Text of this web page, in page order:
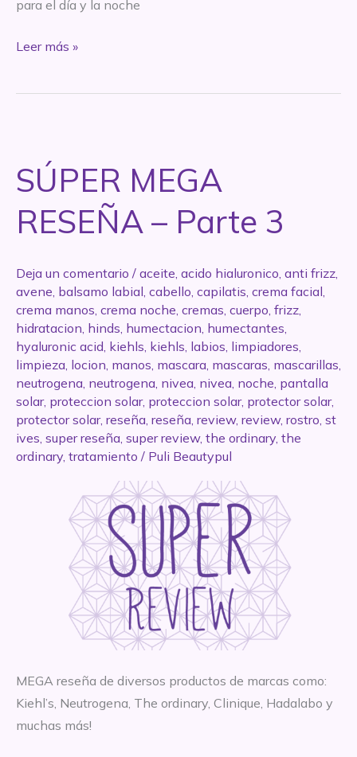
para el día y la noche
#REVIEW
CARA
@cosmeticabios
Leer más »
SÚPER MEGA
RESEÑA – Parte 3
Deja un comentario / aceite acido hialuronico anti frizz
avene balsamo labial cabello capilatis crema facial
crema manos crema noche cremas cuerpo frizz
hidratacion hinds humectacion humectantes
hyaluronic acid kiehls kiehls labios limpiadores
limpieza locion manos mascara mascaras mascarillas
neutrogena neutrogena nivea nivea noche pantalla
solar, proteccion solar, proteccion solar, protector solar,
protector solar, reseña reseña review, review, rostro st
ives super reseña super review, the ordinary the
ordinary tratamiento / Puli Beautypul
MEGA reseña de diversos productos de marcas como:
Kiehl’s, Neutrogena, The ordinary, Clinique, Hadalabo y
muchas más!